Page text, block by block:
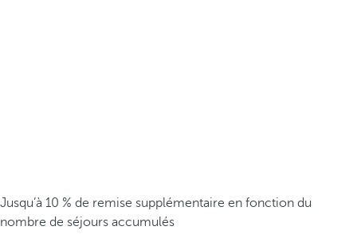
Jusqu’à 10 % de remise supplémentaire en fonction du
nombre de séjours accumulés